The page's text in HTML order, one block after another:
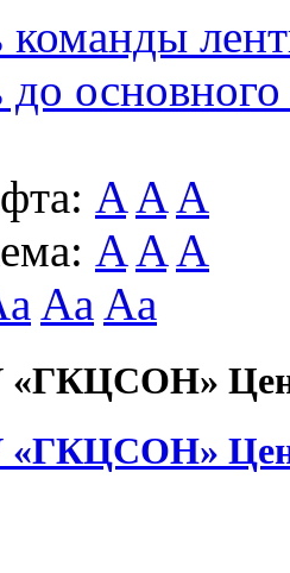
команды
основного
A A A
A A A
Aa Aa